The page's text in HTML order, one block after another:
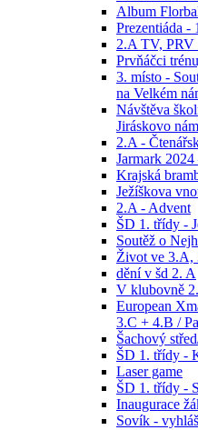
Album
Prezentiáda -
2.A TV, PRV
Prvňáčci
3. místo -
na Velkém
Návštěva
Jiráskovo
2.A -
Jarmark
Krajská
Ježíškova
2.A - Advent
ŠD 1. třídy -
Soutěž o
Život ve 3.A,
dění v šd 2. A
V klubovně
European
3.C + 4.B /
Šachový
ŠD 1. třídy -
Laser game
ŠD 1. třídy -
Inaugurace
Sovík -